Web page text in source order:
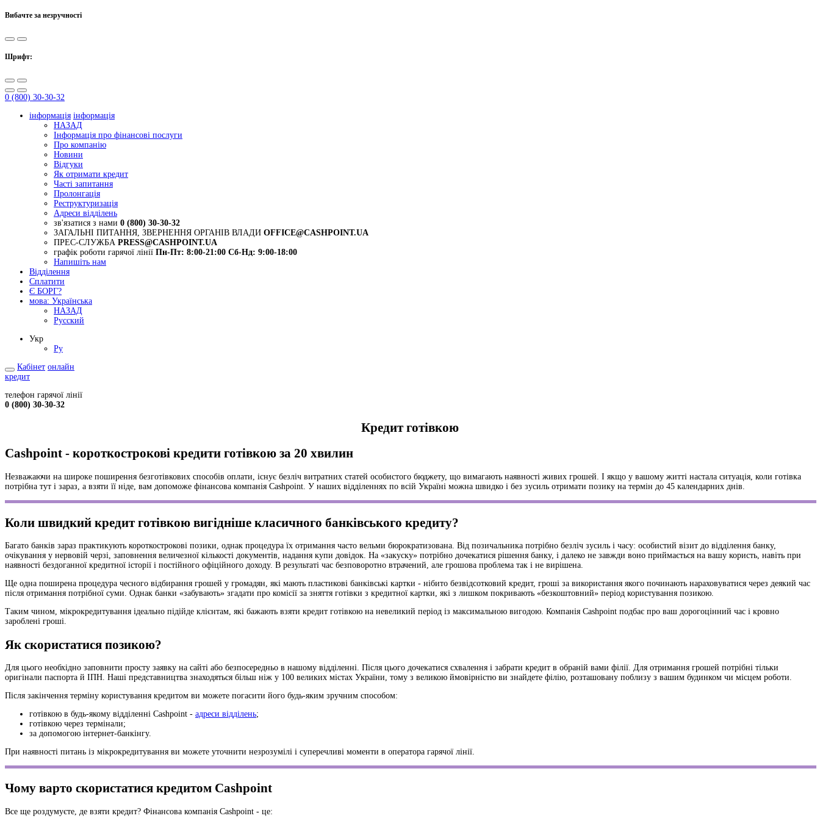
Вибачте за незручності
Шрифт:
0 (800) 30-30-32
інформація інформація
НАЗАД
Інформація про фінансові послуги
Про компанію
Новини
Відгуки
Як отримати кредит
Часті запитання
Пролонгація
Реструктуризація
Адреси відділень
зв'язатися з нами 0 (800) 30-30-32
ЗАГАЛЬНІ ПИТАННЯ, ЗВЕРНЕННЯ ОРГАНІВ ВЛАДИ OFFICE@CASHPOINT.UA
ПРЕС-СЛУЖБА PRESS@CASHPOINT.UA
графік роботи гарячої лінії Пн-Пт: 8:00-21:00 Сб-Нд: 9:00-18:00
Напишіть нам
Відділення
Сплатити
Є БОРГ?
мова: Українська
НАЗАД
Русский
Укр
Ру
Кабінет онлайн
кредит
телефон гарячої лінії
0 (800) 30-30-32
Кредит готівкою
Cashpoint - короткострокові кредити готівкою за 20 хвилин
Незважаючи на широке поширення безготівкових способів оплати, існує безліч витратних статей особистого бюджету, що вимагають наявності живих грошей. І якщо у вашому житті настала ситуація, коли готівка
потрібна тут і зараз, а взяти її ніде, вам допоможе фінансова компанія Cashpoint. У наших відділеннях по всій Україні можна швидко і без зусиль отримати позику на термін до 45 календарних днів.
Коли швидкий кредит готівкою вигідніше класичного банківського кредиту?
Багато банків зараз практикують короткострокові позики, однак процедура їх отримання часто вельми бюрократизована. Від позичальника потрібно безліч зусиль і часу: особистий візит до відділення банку,
очікування у нервовій черзі, заповнення величезної кількості документів, надання купи довідок. На «закуску» потрібно дочекатися рішення банку, і далеко не завжди воно приймається на вашу користь, навіть при
наявності бездоганної кредитної історії і постійного офіційного доходу. В результаті час безповоротно втрачений, але грошова проблема так і не вирішена.
Ще одна поширена процедура чесного відбирання грошей у громадян, які мають пластикові банківські картки - нібито безвідсотковий кредит, гроші за використання якого починають нараховуватися через деякий час
після отримання потрібної суми. Однак банки «забувають» згадати про комісії за зняття готівки з кредитної картки, які з лишком покривають «безкоштовний» період користування позикою.
Таким чином, мікрокредитування ідеально підійде клієнтам, які бажають взяти кредит готівкою на невеликий період із максимальною вигодою. Компанія Cashpoint подбає про ваш дорогоцінний час і кровно
зароблені гроші.
Як скористатися позикою?
Для цього необхідно заповнити просту заявку на сайті або безпосередньо в нашому відділенні. Після цього дочекатися схвалення і забрати кредит в обраній вами філії. Для отримання грошей потрібні тільки
оригінали паспорта й ІПН. Наші представництва знаходяться більш ніж у 100 великих містах України, тому з великою ймовірністю ви знайдете філію, розташовану поблизу з вашим будинком чи місцем роботи.
Після закінчення терміну користування кредитом ви можете погасити його будь-яким зручним способом:
готівкою в будь-якому відділенні Cashpoint - адреси відділень;
готівкою через термінали;
за допомогою інтернет-банкінгу.
При наявності питань із мікрокредитування ви можете уточнити незрозумілі і суперечливі моменти в оператора гарячої лінії.
Чому варто скористатися кредитом Cashpoint
Все ще роздумуєте, де взяти кредит? Фінансова компанія Cashpoint - це: